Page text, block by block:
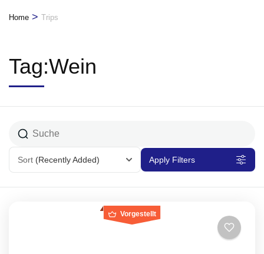
Home > Trips
Tag:Wein
Sort (Recently Added) Apply Filters
Vorgestellt